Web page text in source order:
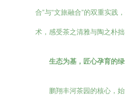
合”与“文旅融合”的双重实践
术，感受茶之清雅与陶之朴
生态为基，匠心孕育的
鹏翔丰河茶园的核心，